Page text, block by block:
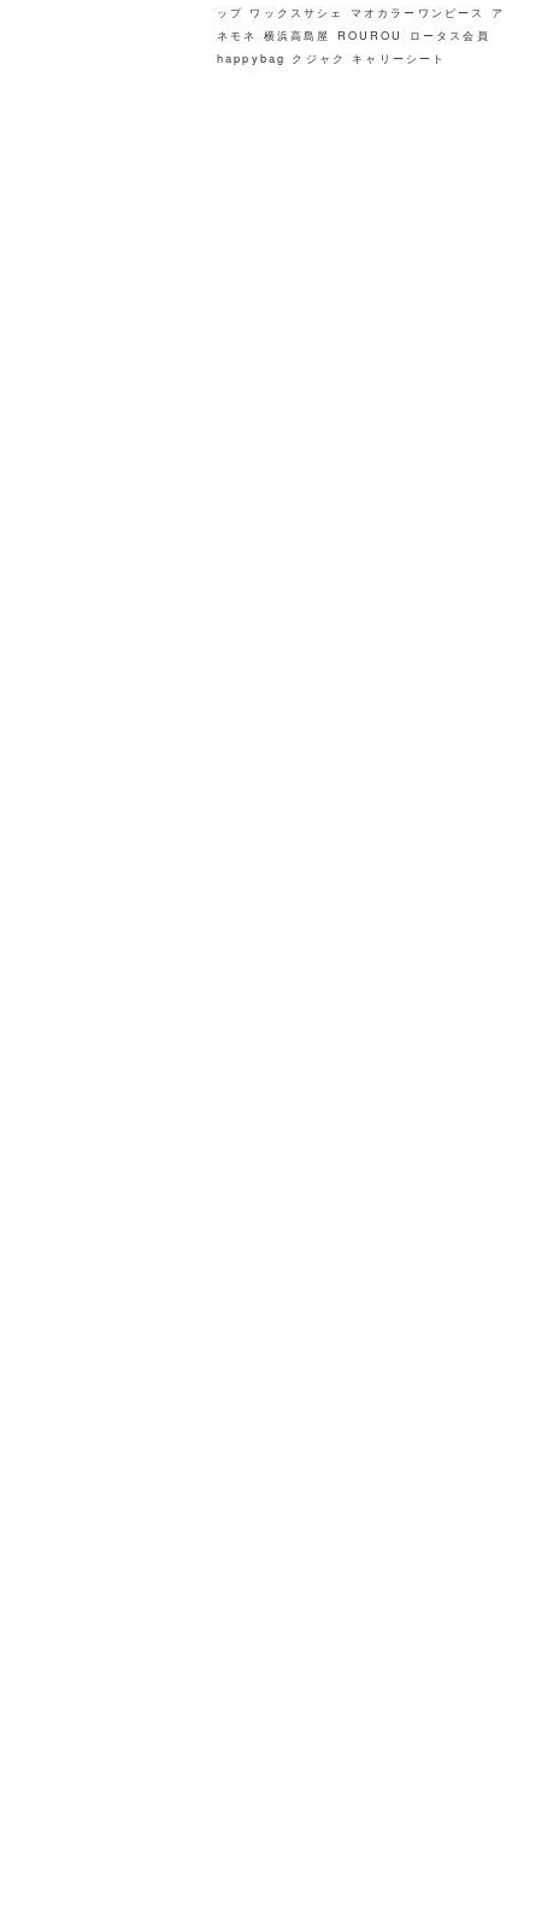
ップ ワックスサシェ
マオカラーワンピース
ア
ネモネ
横浜高島屋 ROUROU
ロータス会員
happybag クジャク キャリーシート